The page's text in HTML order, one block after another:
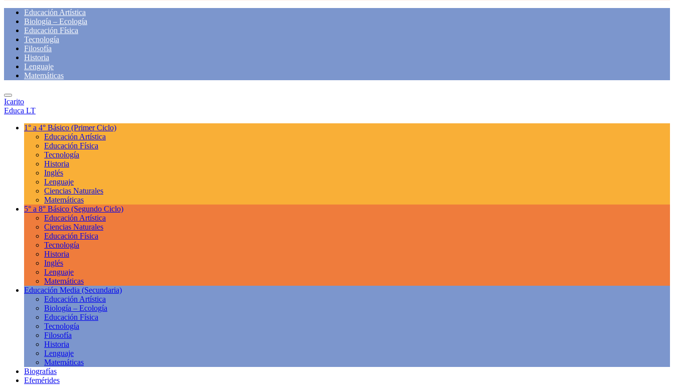
Educación Artística
Biología – Ecología
Educación Física
Tecnología
Filosofía
Historia
Lenguaje
Matemáticas
Icarito
Educa LT
1° a 4° Básico (Primer Ciclo)
Educación Artística
Educación Física
Tecnología
Historia
Inglés
Lenguaje
Ciencias Naturales
Matemáticas
5° a 8° Básico (Segundo Ciclo)
Educación Artística
Ciencias Naturales
Educación Física
Tecnología
Historia
Inglés
Lenguaje
Matemáticas
Educación Media (Secundaria)
Educación Artística
Biología – Ecología
Educación Física
Tecnología
Filosofía
Historia
Lenguaje
Matemáticas
Biografías
Efemérides